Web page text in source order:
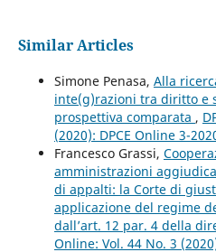
Similar Articles
Simone Penasa, Alla
inte(g)razioni tra diritto e
prospettiva comparata ,
(2020): DPCE Online 3-
Francesco Grassi,
amministrazioni
di appalti: la Corte di
applicazione del regime
dall’art. 12 par. 4 della
Online: Vol. 44 No. 3